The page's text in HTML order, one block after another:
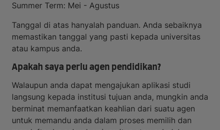
Summer Term: Mei - Agustus
Tanggal di atas hanyalah panduan. Anda sebaiknya
memastikan tanggal yang pasti kepada universitas
atau kampus anda.
Apakah saya perlu agen pendidikan?
Walaupun anda dapat mengajukan aplikasi studi
langsung kepada institusi tujuan anda, mungkin anda
berminat memanfaatkan keahlian dari suatu agen
untuk memandu anda dalam proses memilih dan